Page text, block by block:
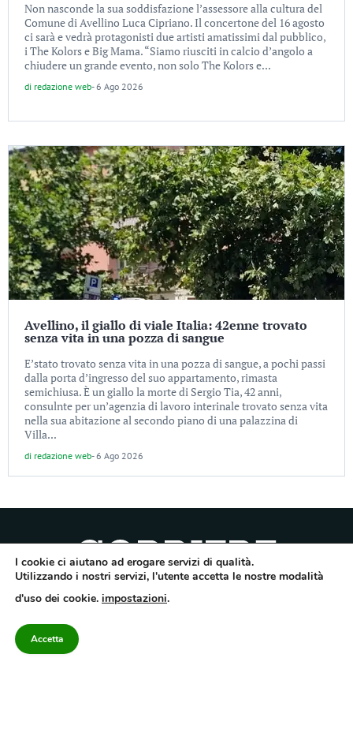
Non nasconde la sua soddisfazione l’assessore alla cultura del
Comune di Avellino Luca Cipriano. Il concertone del 16 agosto
ci sarà e vedrà protagonisti due artisti amatissimi dal pubblico,
i The Kolors e Big Mama. “Siamo riusciti in calcio d’angolo a
chiudere un grande evento, non solo The Kolors e...
di redazione web-6 Ago 2026
Avellino, il giallo di viale Italia: 42enne trovato
senza vita in una pozza di sangue
E’stato trovato senza vita in una pozza di sangue, a pochi passi
dalla porta d’ingresso del suo appartamento, rimasta
semichiusa. È un giallo la morte di Sergio Tia, 42 anni,
consulnte per un’agenzia di lavoro interinale trovato senza vita
nella sua abitazione al secondo piano di una palazzina di
Villa...
di redazione web-6 Ago 2026
10/9/2012. Iscritto nel Registro Operatori di Comunicazione al n.7671
Avellino – Cap.Soc. 20.000 € – REA 187346 – PI/CF. Reg. naz. stampa 10218/99
I cookie ci aiutano ad erogare servizi di qualità.
Utilizzando i nostri servizi, l'utente accetta le nostre modalità
d'uso dei cookie. impostazioni.
Accetta